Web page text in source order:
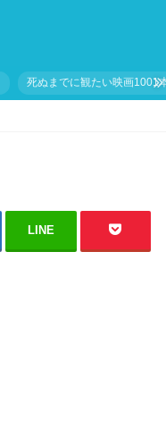
死ぬまでに観たい映画1001
LINE